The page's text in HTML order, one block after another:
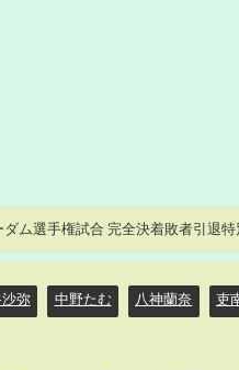
ム選手権試合 完全決着敗者引退特
沙弥 中野たむ 八神蘭奈 吏